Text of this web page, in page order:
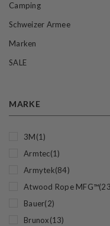
Camping
Schweizer Armee
Marken
SALE
MARKE
3M(1)
Armtec(1)
Armytek(84)
Atwood Rope MFG™
Bauer(2)
Brunox(13)